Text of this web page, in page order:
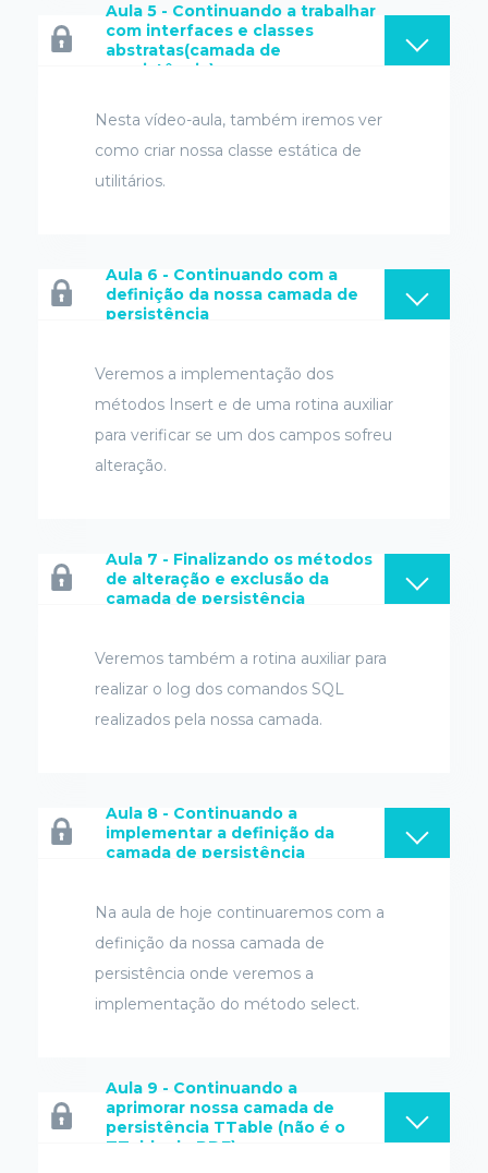
Aula 5 - Continuando a trabalhar
com interfaces e classes
abstratas(camada de
persistência)
Nesta vídeo-aula, também iremos ver
como criar nossa classe estática de
utilitários.
Aula 6 - Continuando com a
definição da nossa camada de
persistência
Veremos a implementação dos
métodos Insert e de uma rotina auxiliar
para verificar se um dos campos sofreu
alteração.
Aula 7 - Finalizando os métodos
de alteração e exclusão da
camada de persistência
Veremos também a rotina auxiliar para
realizar o log dos comandos SQL
realizados pela nossa camada.
Aula 8 - Continuando a
implementar a definição da
camada de persistência
Na aula de hoje continuaremos com a
definição da nossa camada de
persistência onde veremos a
implementação do método select.
Aula 9 - Continuando a
aprimorar nossa camada de
persistência TTable (não é o
TTable do BDE)